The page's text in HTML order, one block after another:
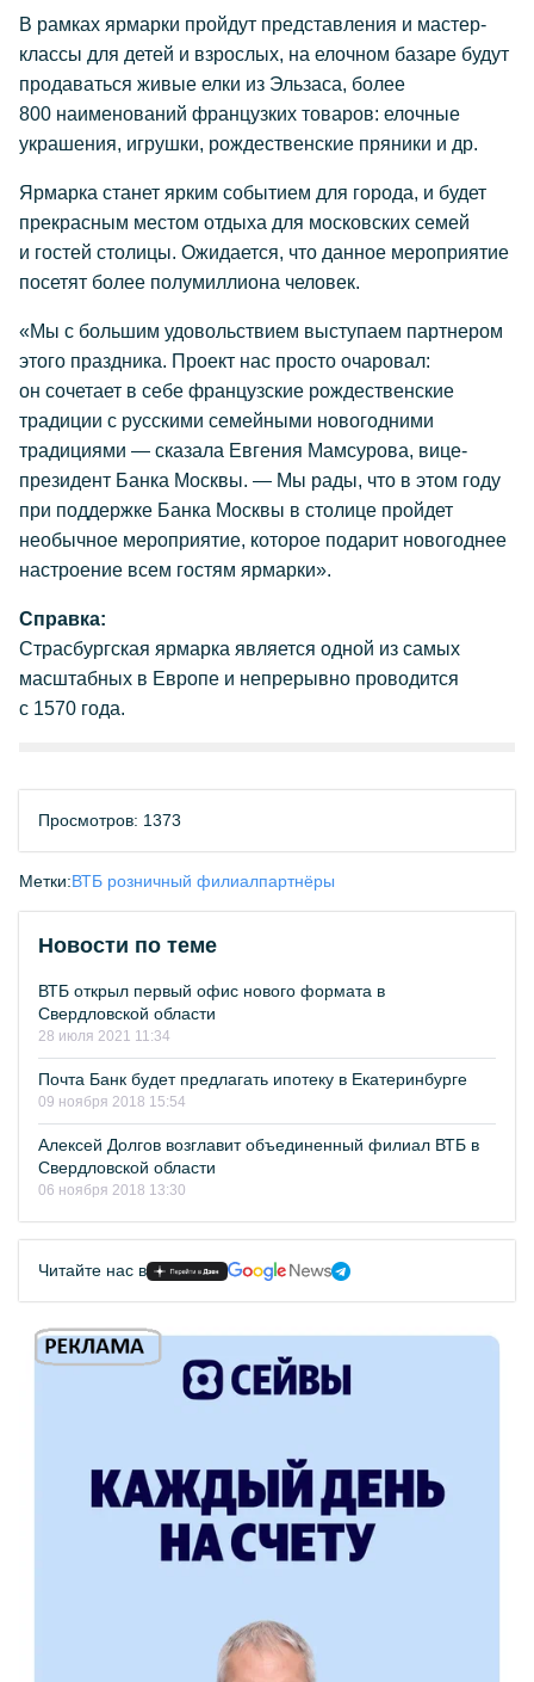
В рамках ярмарки пройдут представления и мастер-
классы для детей и взрослых, на елочном базаре будут
продаваться живые елки из Эльзаса, более
800 наименований французких товаров: елочные
украшения, игрушки, рождественские пряники и др.
Ярмарка станет ярким событием для города, и будет
прекрасным местом отдыха для московских семей
и гостей столицы. Ожидается, что данное мероприятие
посетят более полумиллиона человек.
«Мы с большим удовольствием выступаем партнером
этого праздника. Проект нас просто очаровал:
он сочетает в себе французские рождественские
традиции с русскими семейными новогодними
традициями — сказала Евгения Мамсурова, вице-
президент Банка Москвы. — Мы рады, что в этом году
при поддержке Банка Москвы в столице пройдет
необычное мероприятие, которое подарит новогоднее
настроение всем гостям ярмарки».
Справка:
Страсбургская ярмарка является одной из самых
масштабных в Европе и непрерывно проводится
с 1570 года.
Просмотров: 1373
Метки:ВТБ розничный филиалпартнёры
Новости по теме
ВТБ открыл первый офис нового формата в
Свердловской области
28 июля 2021 11:34
Почта Банк будет предлагать ипотеку в Екатеринбурге
09 ноября 2018 15:54
Алексей Долгов возглавит объединенный филиал ВТБ в
Свердловской области
06 ноября 2018 13:30
Читайте нас в